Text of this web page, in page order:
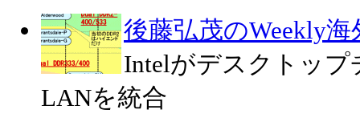
後藤弘茂のWeekly
Intelがデスクトッ
LANを統合